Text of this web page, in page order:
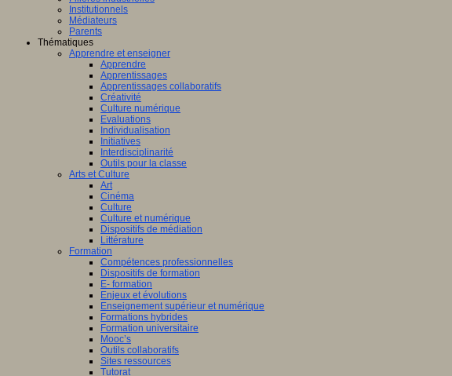
Institutionnels
Médiateurs
Parents
Thématiques
Apprendre et enseigner
Apprendre
Apprentissages
Apprentissages collaboratifs
Créativité
Culture numérique
Evaluations
Individualisation
Initiatives
Interdisciplinarité
Outils pour la classe
Arts et Culture
Art
Cinéma
Culture
Culture et numérique
Dispositifs de médiation
Littérature
Formation
Compétences professionnelles
Dispositifs de formation
E- formation
Enjeux et évolutions
Enseignement supérieur et numérique
Formations hybrides
Formation universitaire
Mooc’s
Outils collaboratifs
Sites ressources
Tutorat